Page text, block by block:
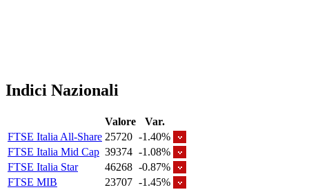
Indici Nazionali
Valore
Var.
FTSE Italia All-Share 25720 -1.40%
FTSE Italia Mid Cap 39374 -1.08%
FTSE Italia Star
46268 -0.87%
FTSE MIB
23707 -1.45%